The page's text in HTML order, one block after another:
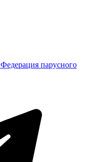
Федерация парусного